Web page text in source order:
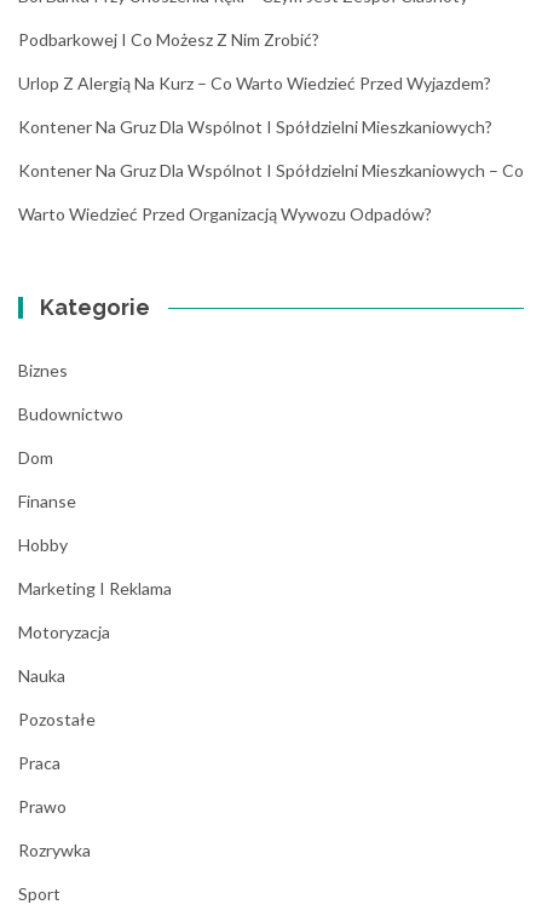
Podbarkowej I Co Możesz Z Nim Zrobić?
Urlop Z Alergią Na Kurz – Co Warto Wiedzieć Przed Wyjazdem?
Kontener Na Gruz Dla Wspólnot I Spółdzielni Mieszkaniowych?
Kontener Na Gruz Dla Wspólnot I Spółdzielni Mieszkaniowych – Co
Warto Wiedzieć Przed Organizacją Wywozu Odpadów?
Kategorie
Biznes
Budownictwo
Dom
Finanse
Hobby
Marketing I Reklama
Motoryzacja
Nauka
Pozostałe
Praca
Prawo
Rozrywka
Sport